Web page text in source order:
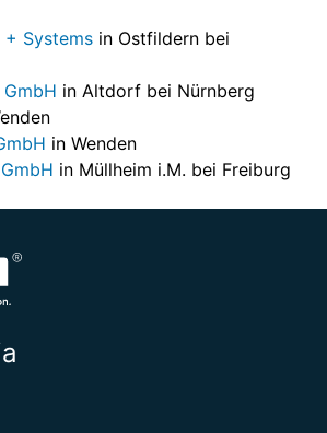
Systems in Ostfildern bei
in Altdorf bei Nürnberg
in Wenden
in Müllheim i.M. bei Freiburg